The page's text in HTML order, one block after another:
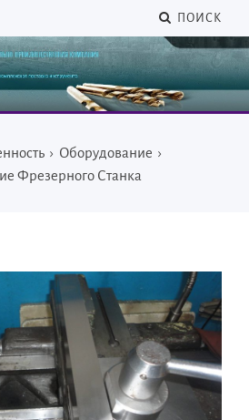
ПОИСК
› Оборудование ›
Фрезерного Станка